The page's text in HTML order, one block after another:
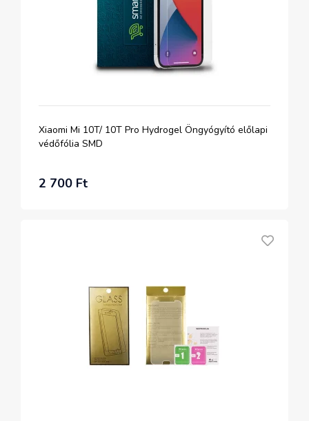
Xiaomi Mi 10T/ 10T Pro Hydrogel Öngyógyító előlapi
védőfólia SMD
2 700 Ft